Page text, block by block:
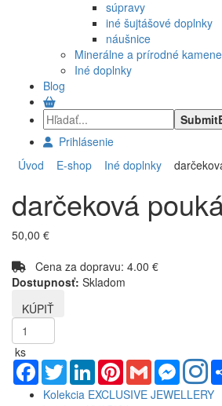
súpravy
iné šujtášové doplnky
náušnice
Minerálne a prírodné kamene
Iné doplnky
Blog
Prihlásenie
Úvod
E-shop Iné doplnky
darčeková
50,00 €
Cena za dopravu: 4.00 €
Dostupnosť: Skladom
ks
Facebook
TwitterLinkedInPinterestGmail
Kolekcia EXCLUSIVE JEWELLERY